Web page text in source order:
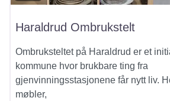
Haraldrud Ombrukstelt
Ombruksteltet på Haraldrud er et
kommune hvor brukbare ting fra
gjenvinningsstasjonene får nytt liv.
møbler,